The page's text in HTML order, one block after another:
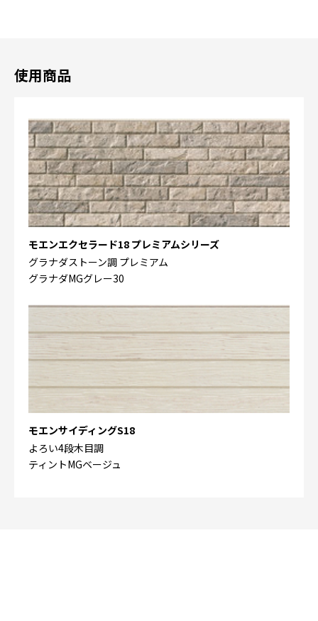
使用商品
モエンエクセラード18 プレミアムシリーズ
グラナダストーン調 プレミアム
グラナダMGグレー30
モエンサイディングS18
よろい4段木目調
ティントMGベージュ